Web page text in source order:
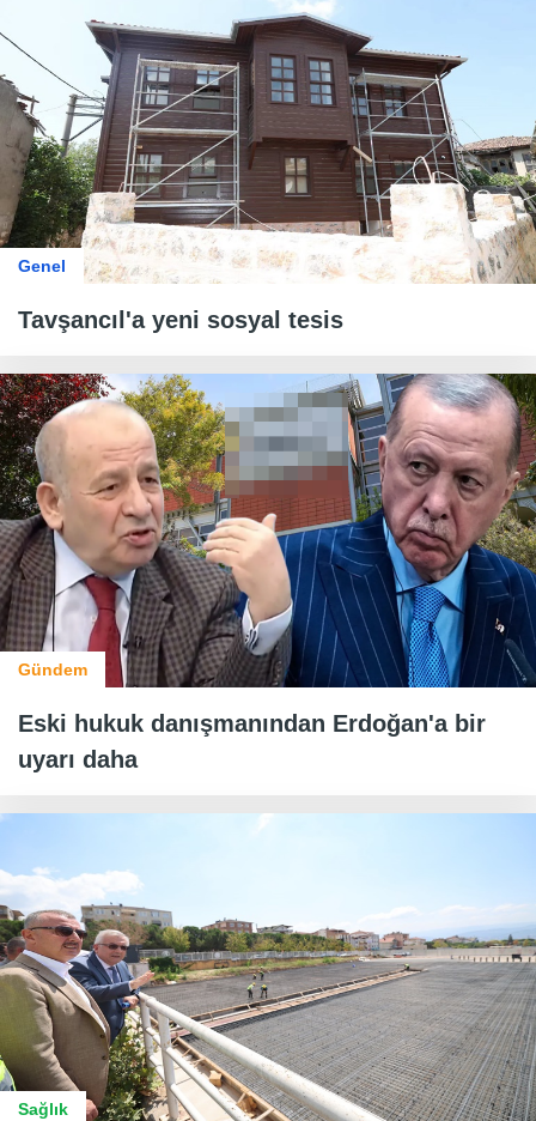
Genel
Tavşancıl'a yeni sosyal tesis
Gündem
Eski hukuk danışmanından Erdoğan'a bir
uyarı daha
Sağlık